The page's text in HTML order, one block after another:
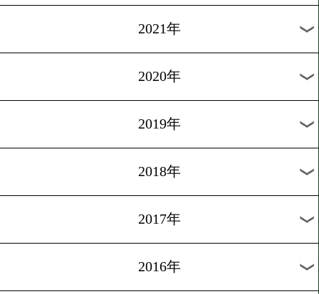
過去のニュース
2026年
2025年
2024年